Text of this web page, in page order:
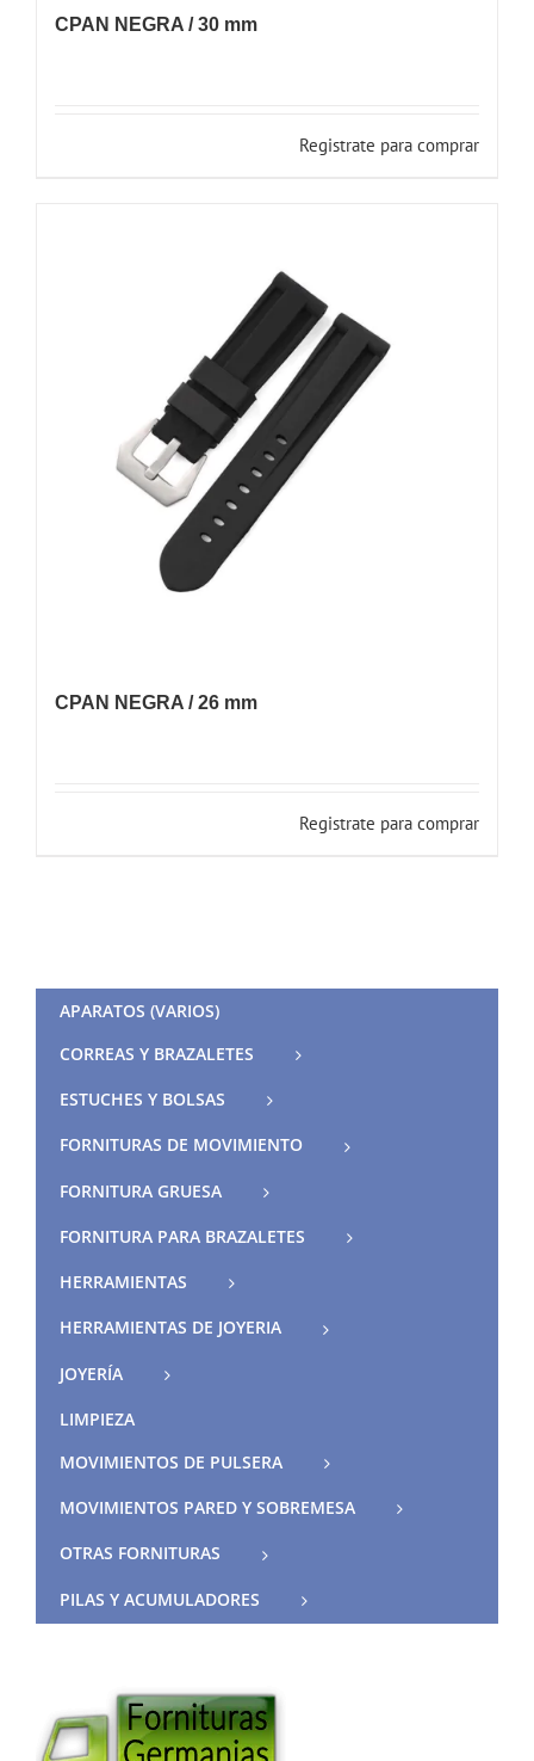
CPAN NEGRA / 30 mm
Registrate para comprar
CPAN NEGRA / 26 mm
Registrate para comprar
APARATOS (VARIOS)
CORREAS Y BRAZALETES
ESTUCHES Y BOLSAS
FORNITURAS DE MOVIMIENTO
FORNITURA GRUESA
FORNITURA PARA BRAZALETES
HERRAMIENTAS
HERRAMIENTAS DE JOYERIA
JOYERÍA
LIMPIEZA
MOVIMIENTOS DE PULSERA
MOVIMIENTOS PARED Y SOBREMESA
OTRAS FORNITURAS
PILAS Y ACUMULADORES